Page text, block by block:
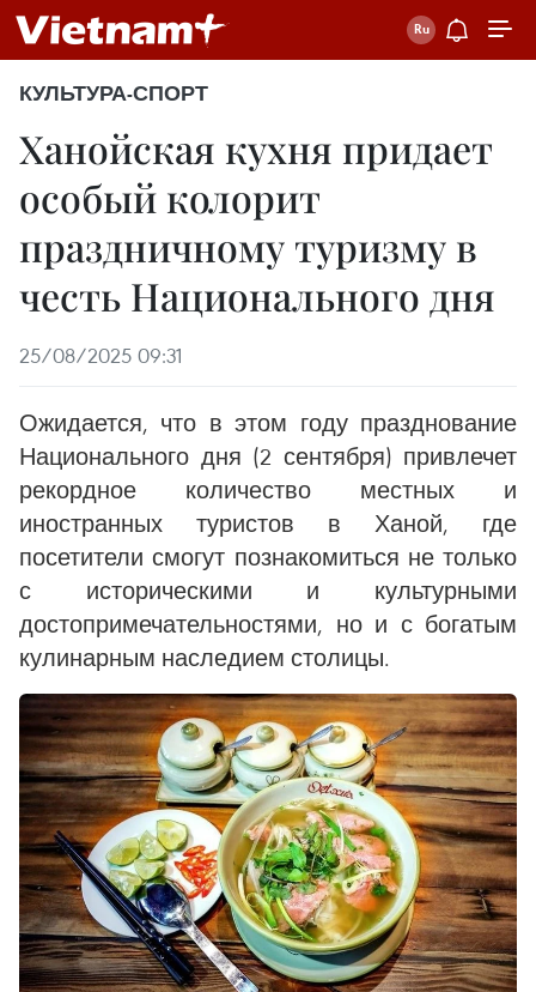
КУЛЬТУРА-СПОРТ
Ханойская кухня придает
особый колорит
праздничному туризму в
честь Национального дня
25/08/2025 09:31
Ожидается, что в этом году празднование
Национального дня (2 сентября) привлечет
рекордное количество местных и
иностранных туристов в Ханой, где
посетители смогут познакомиться не только
с историческими и культурными
достопримечательностями, но и с богатым
кулинарным наследием столицы.